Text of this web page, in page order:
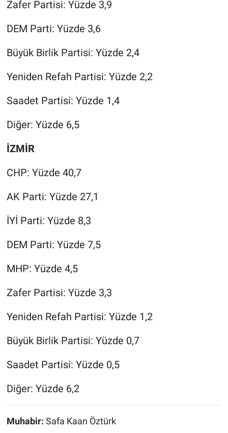
Zafer Partisi: Yüzde 3,9
DEM Parti: Yüzde 3,6
Büyük Birlik Partisi: Yüzde 2,4
Yeniden Refah Partisi: Yüzde 2,2
Saadet Partisi: Yüzde 1,4
Diğer: Yüzde 6,5
İZMİR
CHP: Yüzde 40,7
AK Parti: Yüzde 27,1
İYİ Parti: Yüzde 8,3
DEM Parti: Yüzde 7,5
MHP: Yüzde 4,5
Zafer Partisi: Yüzde 3,3
Yeniden Refah Partisi: Yüzde 1,2
Büyük Birlik Partisi: Yüzde 0,7
Saadet Partisi: Yüzde 0,5
Diğer: Yüzde 6,2
Muhabir: Safa Kaan Öztürk